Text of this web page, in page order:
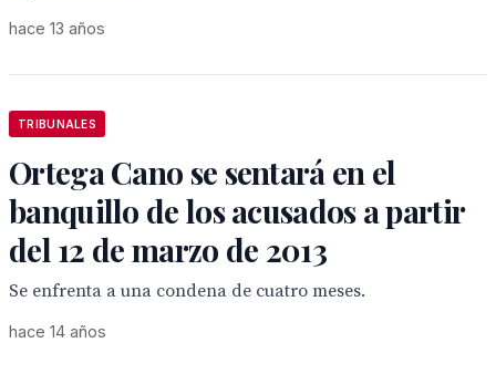
hace 13 años
TRIBUNALES
Ortega Cano se sentará en el
banquillo de los acusados a partir
del 12 de marzo de 2013
Se enfrenta a una condena de cuatro meses.
hace 14 años